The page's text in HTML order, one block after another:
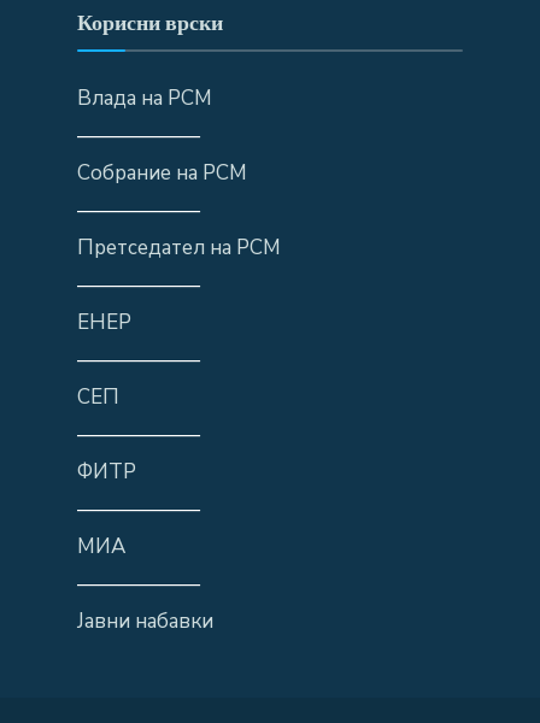
Корисни врски
Влада на РСМ
——————
Собрание на РСМ
——————
Претседател на РСМ
——————
ЕНЕР
——————
СЕП
——————
ФИТР
——————
МИА
——————
Јавни набавки